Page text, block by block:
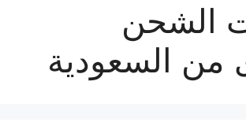
الشحن
من السعودية